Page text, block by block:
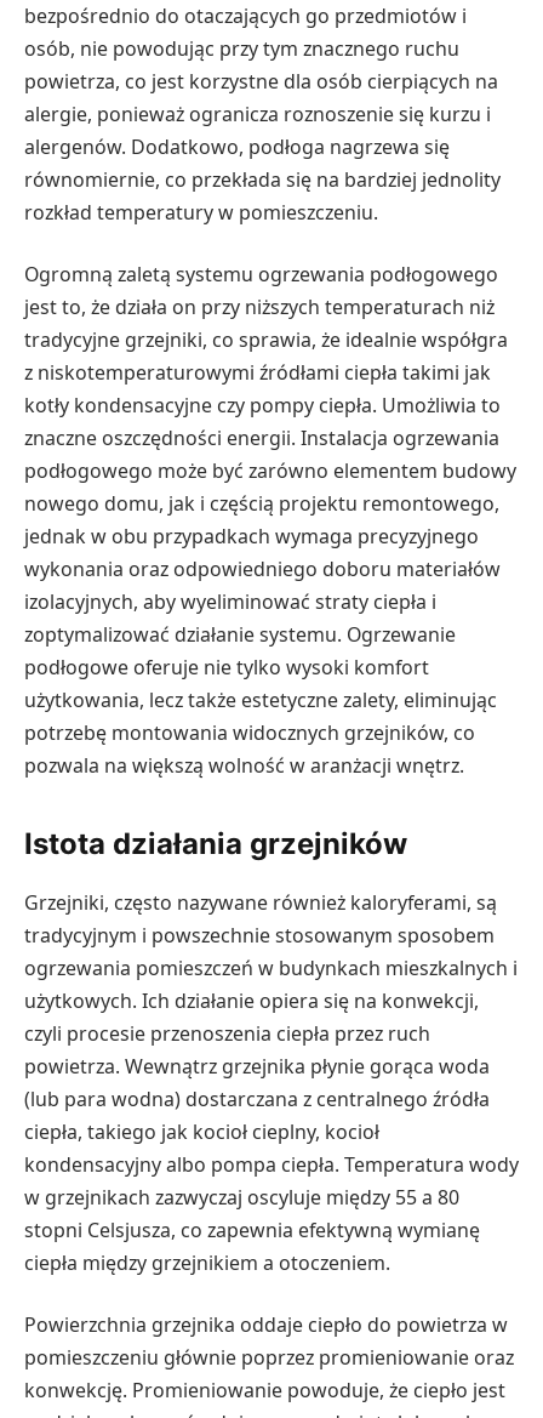
bezpośrednio do otaczających go przedmiotów i
osób, nie powodując przy tym znacznego ruchu
powietrza, co jest korzystne dla osób cierpiących na
alergie, ponieważ ogranicza roznoszenie się kurzu i
alergenów. Dodatkowo, podłoga nagrzewa się
równomiernie, co przekłada się na bardziej jednolity
rozkład temperatury w pomieszczeniu.
Ogromną zaletą systemu ogrzewania podłogowego
jest to, że działa on przy niższych temperaturach niż
tradycyjne grzejniki, co sprawia, że idealnie współgra
z niskotemperaturowymi źródłami ciepła takimi jak
kotły kondensacyjne czy pompy ciepła. Umożliwia to
znaczne oszczędności energii. Instalacja ogrzewania
podłogowego może być zarówno elementem budowy
nowego domu, jak i częścią projektu remontowego,
jednak w obu przypadkach wymaga precyzyjnego
wykonania oraz odpowiedniego doboru materiałów
izolacyjnych, aby wyeliminować straty ciepła i
zoptymalizować działanie systemu. Ogrzewanie
podłogowe oferuje nie tylko wysoki komfort
użytkowania, lecz także estetyczne zalety, eliminując
potrzebę montowania widocznych grzejników, co
pozwala na większą wolność w aranżacji wnętrz.
Istota działania grzejników
Grzejniki, często nazywane również kaloryferami, są
tradycyjnym i powszechnie stosowanym sposobem
ogrzewania pomieszczeń w budynkach mieszkalnych i
użytkowych. Ich działanie opiera się na konwekcji,
czyli procesie przenoszenia ciepła przez ruch
powietrza. Wewnątrz grzejnika płynie gorąca woda
(lub para wodna) dostarczana z centralnego źródła
ciepła, takiego jak kocioł cieplny, kocioł
kondensacyjny albo pompa ciepła. Temperatura wody
w grzejnikach zazwyczaj oscyluje między 55 a 80
stopni Celsjusza, co zapewnia efektywną wymianę
ciepła między grzejnikiem a otoczeniem.
Powierzchnia grzejnika oddaje ciepło do powietrza w
pomieszczeniu głównie poprzez promieniowanie oraz
konwekcję. Promieniowanie powoduje, że ciepło jest